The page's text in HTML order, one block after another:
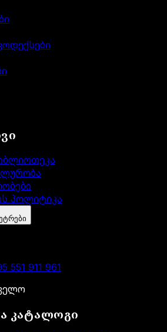
პოლიტიკა
551 911 961
კატალოგი